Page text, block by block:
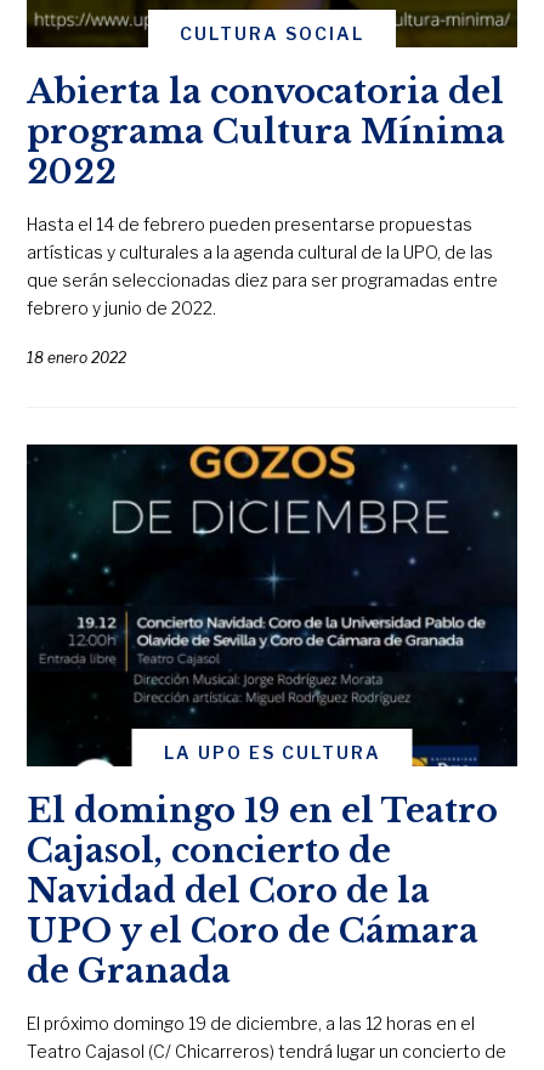
CULTURA SOCIAL
Abierta la convocatoria del
programa Cultura Mínima
2022
Hasta el 14 de febrero pueden presentarse propuestas
artísticas y culturales a la agenda cultural de la UPO, de las
que serán seleccionadas diez para ser programadas entre
febrero y junio de 2022.
18 enero 2022
LA UPO ES CULTURA
El domingo 19 en el Teatro
Cajasol, concierto de
Navidad del Coro de la
UPO y el Coro de Cámara
de Granada
El próximo domingo 19 de diciembre, a las 12 horas en el
Teatro Cajasol (C/ Chicarreros) tendrá lugar un concierto de